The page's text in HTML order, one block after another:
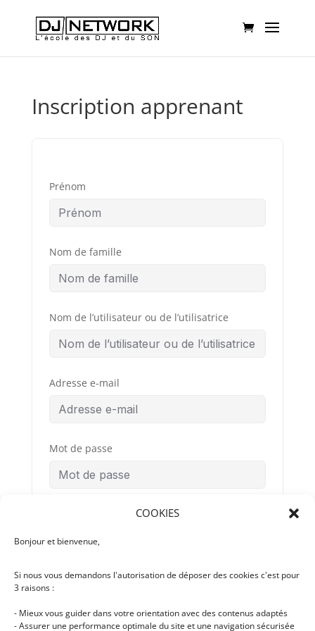
COOKIES
Bonjour et bienvenue,
Si nous vous demandons l'autorisation de déposer des cookies c'est pour
3 raisons :
- Mieux vous guider dans votre orientation avec des contenus adaptés
- Assurer une performance optimale du site et une navigation sécurisée
Inscription apprenant
Prénom
Nom de famille
Nom de l’utilisateur ou de l’utilisatrice
Adresse e-mail
Mot de passe
Confirmation du mot de passe
Conditions
d’Utilisation